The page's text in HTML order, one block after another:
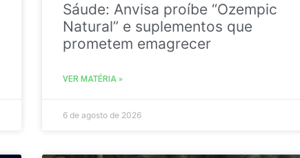
Sáude: Anvisa proíbe “Ozempic
Natural” e suplementos que
prometem emagrecer
VER MATÉRIA »
6 de agosto de 2026